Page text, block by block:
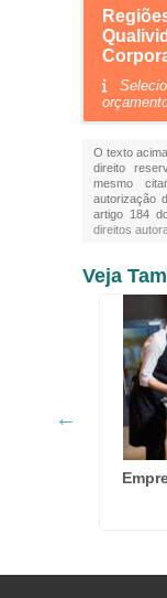
O texto
direito
mesmo
autorização
artigo 184
direitos
Veja